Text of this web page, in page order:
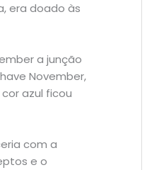
era doado às
a junção
November,
azul ficou
com a
e o